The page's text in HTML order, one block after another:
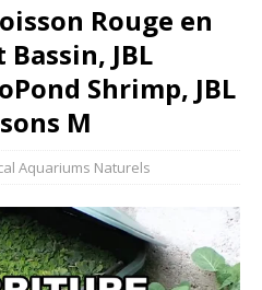
Rouge en
JBL
Shrimp, JBL
M
Aquariums Naturels